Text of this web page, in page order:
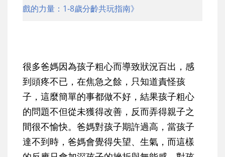
戲的力量：1-8歲分齡共玩指南》
很多爸媽因為孩子粗心而導致狀況百出，感
到頭疼不已，在焦急之餘，只知道責怪孩
子，這麼簡單的事都做不好，結果孩子粗心
的問題不但從未獲得改善，反而弄得親子之
間很不愉快。爸媽對孩子期許過高，當孩子
達不到時，爸媽會覺得失望、生氣，而這樣